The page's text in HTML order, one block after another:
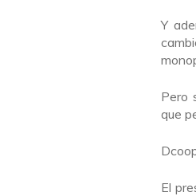
Y
Pero
que
El